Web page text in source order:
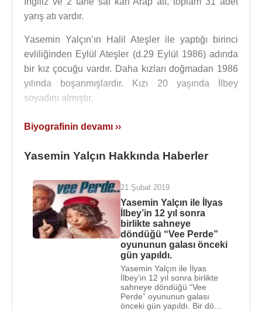
yarış atı vardır.
Yasemin Yalçın’ın Halil Ateşler ile yaptığı birinci
evliliğinden Eylül Ateşler (d.29 Eylül 1986) adında
bir kız çocuğu vardır. Daha kızları doğmadan 1986
yılında boşanmışlardır. Kızı 20 yaşında İlbey
soyadını almıştır.
Yasemin Yalçın, Tiyatro oyuncusu
1993 yılında ağır bir beyin travması geçirdi.
kaldı.
2005 yılında “Oyunun Oyunu” adlı tiyatro oyununda;
Kerem Atabeyoğlu
,Volkan Severcan
Kırşan,Şebnem Dönmezile sahnede yer aldı.
Yasemin Yalçın, 2014 yılında “Mihrap Yerinde
Zafer Algöz,Kadir Çöpdemir
Biyografinin devamı ››
Yasemin Yalçın Hakkında Haberler
21 Şubat 2019
Yasemin Yalçın ile İlyas
İlbey’in 12 yıl sonra
birlikte sahneye
döndüğü “Vee Perde”
oyununun galası önceki
gün yapıldı.
Yasemin Yalçın ile İlyas
İlbey’in 12 yıl sonra birlikte
sahneye döndüğü “Vee
Perde” oyununun galası
önceki gün yapıldı. Bir dö...